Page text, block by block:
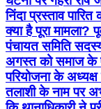
निंदा प्रस्ताव
क्या है पूरा मामला?
पंचायत समिति
अगस्त को समाज के
परियोजना के अध्यक्ष
तलाशी के नाम पर